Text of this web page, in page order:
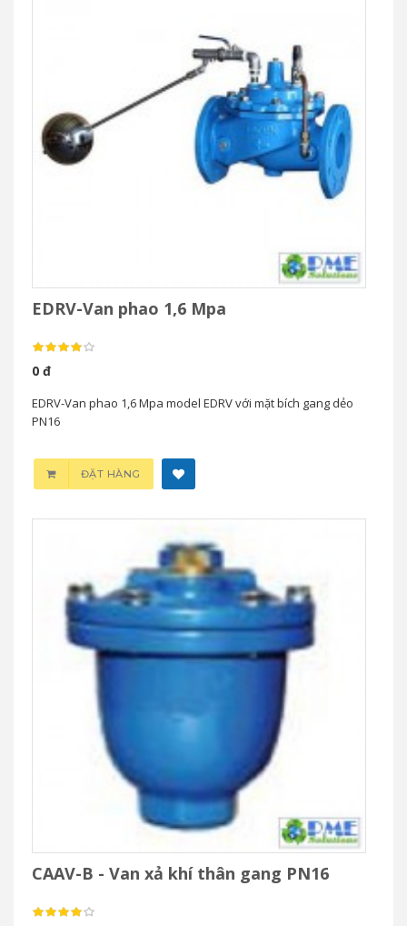
EDRV-Van phao 1,6 Mpa
0 đ
EDRV-Van phao 1,6 Mpa model EDRV với mặt bích gang dẻo
PN16
ĐẶT HÀNG
CAAV-B - Van xả khí thân gang PN16